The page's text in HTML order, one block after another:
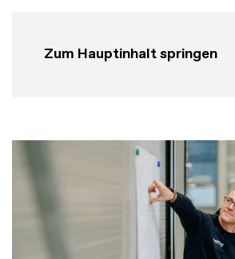
Zum Hauptinhalt springen